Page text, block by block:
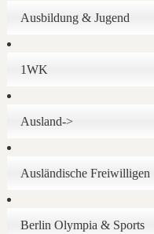
Ausbildung & Jugend
1WK
Ausland->
Ausländische Freiwilligen
Berlin Olympia & Sports